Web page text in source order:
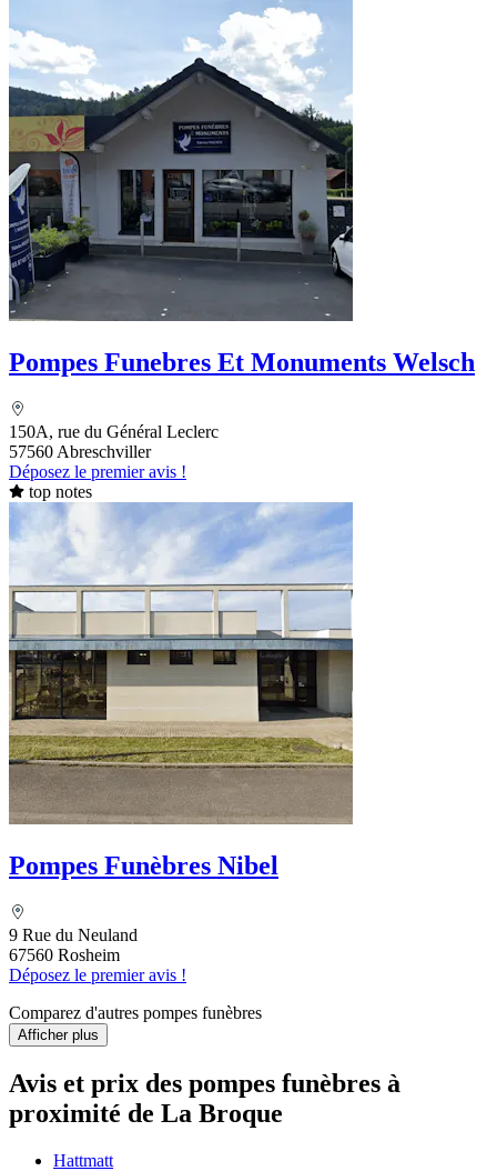
Pompes Funebres Et Monuments Welsch
150A, rue du Général Leclerc
57560 Abreschviller
Déposez le premier avis !
top notes
Pompes Funèbres Nibel
9 Rue du Neuland
67560 Rosheim
Déposez le premier avis !
Comparez d'autres pompes funèbres
Afficher plus
Avis et prix des pompes funèbres à
proximité de La Broque
Hattmatt